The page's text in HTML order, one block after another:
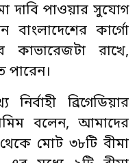
দাবি পাওয়ার সুযোগ
বাংলাদেশের কার্গো
কাভারেজটা রাখে,
পারেন।
ব্রিগেডিয়ার
বলেন, আমাদের
মোট ৩৮টি বীমা